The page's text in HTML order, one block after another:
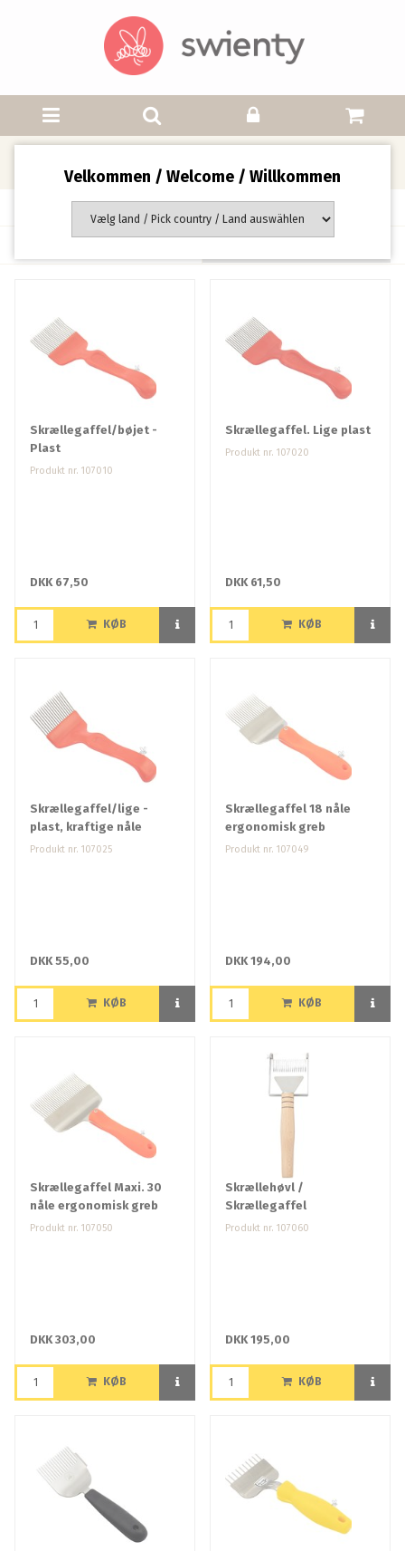
Velkommen / Welcome / Willkommen
Skrælleværktøj
Skrællegaffel/bøjet -
Plast
Produkt nr. 107010
DKK 67,50
KØB
Skrællegaffel. Lige plast
Produkt nr. 107020
DKK 61,50
KØB
Skrællegaffel/lige -
plast, kraftige nåle
Produkt nr. 107025
DKK 55,00
KØB
Skrællegaffel 18 nåle
ergonomisk greb
Produkt nr. 107049
DKK 194,00
KØB
Skrællegaffel Maxi. 30
nåle ergonomisk greb
Produkt nr. 107050
DKK 303,00
KØB
Skrællehøvl /
Skrællegaffel
Produkt nr. 107060
DKK 195,00
KØB